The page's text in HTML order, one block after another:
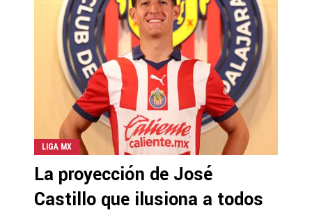
LIGA MX
La proyección de José
Castillo que ilusiona a todos